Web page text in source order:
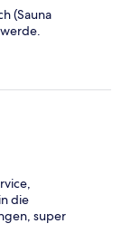
(Sauna
die
super